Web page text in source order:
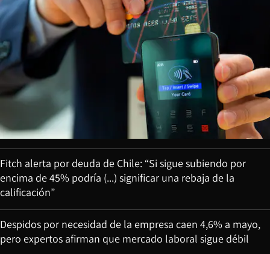
Fitch alerta por deuda de Chile: “Si sigue subiendo por
encima de 45% podría (...) significar una rebaja de la
calificación”
Despidos por necesidad de la empresa caen 4,6% a mayo,
pero expertos afirman que mercado laboral sigue débil